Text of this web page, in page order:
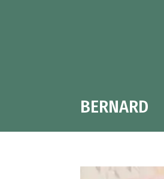
BERNARD